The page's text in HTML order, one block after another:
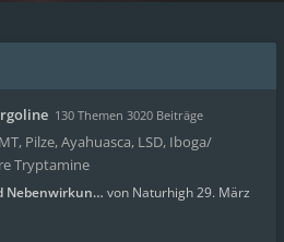
130 Themen 3020 Beiträge
Pilze, Ayahuasca, LSD, Iboga/
Tryptamine
Nebenwirkun… von Naturhigh29. März